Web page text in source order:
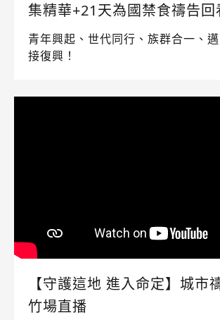
集精華+21天為國禁食禱告回
青年興起、世代同行、族群合一、
接復興！
【守護這地 進入命定】城市
竹場直播